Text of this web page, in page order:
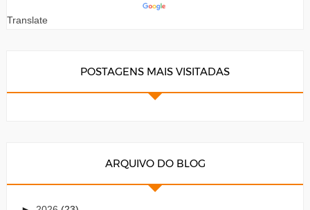
Translate
POSTAGENS MAIS VISITADAS
ARQUIVO DO BLOG